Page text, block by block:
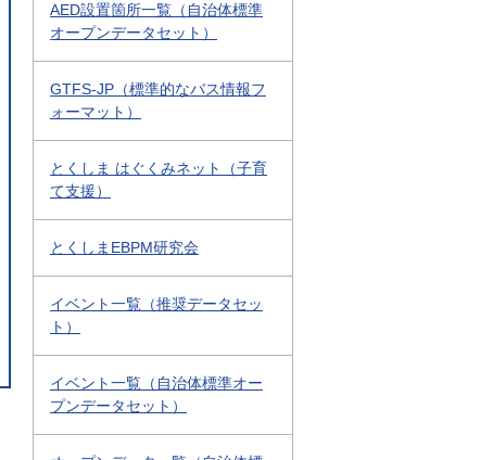
AED設置箇所一覧（自治体標準
オープンデータセット）
GTFS-JP（標準的なバス情報フ
ォーマット）
とくしま はぐくみネット（子育
て支援）
とくしまEBPM研究会
イベント一覧（推奨データセッ
ト）
イベント一覧（自治体標準オー
プンデータセット）